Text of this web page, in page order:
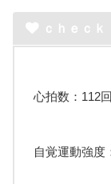
ｃｈｅｃｋ
心拍数：112
自覚運動強度